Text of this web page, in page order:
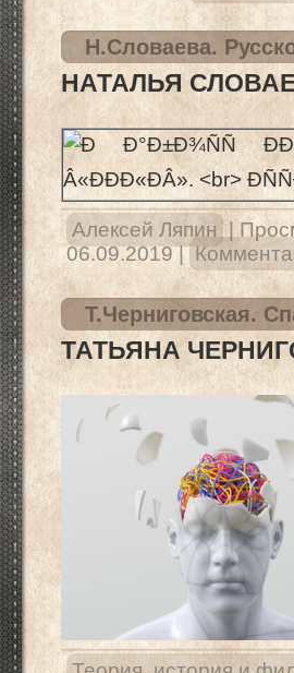
Н.Словаева.
НАТАЛЬЯ
Алексей Ляпин |
06.09.2019 |
Т.Черниговская.
ТАТЬЯНА